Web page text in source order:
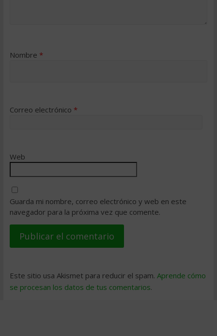
Nombre *
Correo electrónico *
Web
Guarda mi nombre, correo electrónico y web en este
navegador para la próxima vez que comente.
Este sitio usa Akismet para reducir el spam. Aprende cómo
se procesan los datos de tus comentarios.